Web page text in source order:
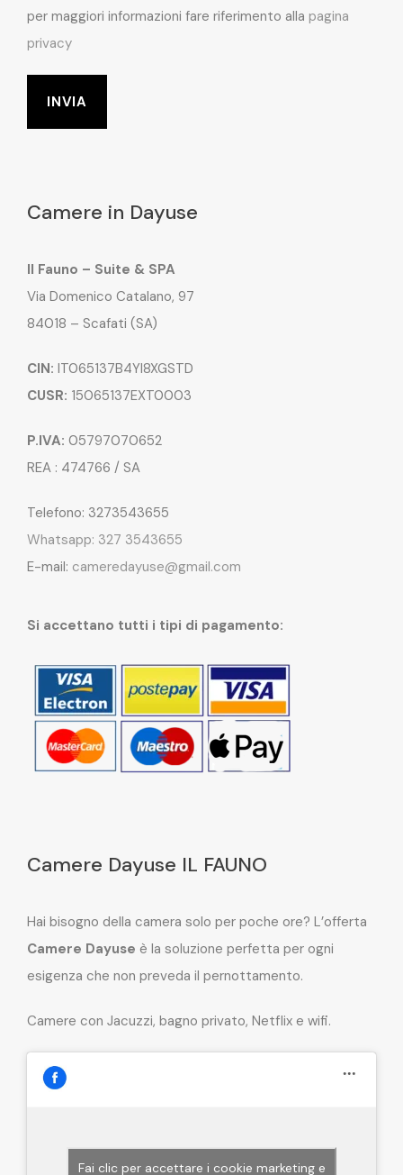
per maggiori informazioni fare riferimento alla pagina
privacy
Camere in Dayuse
Il Fauno – Suite & SPA
Via Domenico Catalano, 97
84018 – Scafati (SA)
CIN: IT065137B4YI8XGSTD
CUSR: 15065137EXT0003
P.IVA: 05797070652
REA : 474766 / SA
Telefono: 3273543655
Whatsapp: 327 3543655
E-mail: cameredayuse@gmail.com
Si accettano tutti i tipi di pagamento:
Camere Dayuse IL FAUNO
Hai bisogno della camera solo per poche ore? L’offerta
Camere Dayuse è la soluzione perfetta per ogni
esigenza che non preveda il pernottamento.
Camere con Jacuzzi, bagno privato, Netflix e wifi.
Fai clic per accettare i cookie marketing e